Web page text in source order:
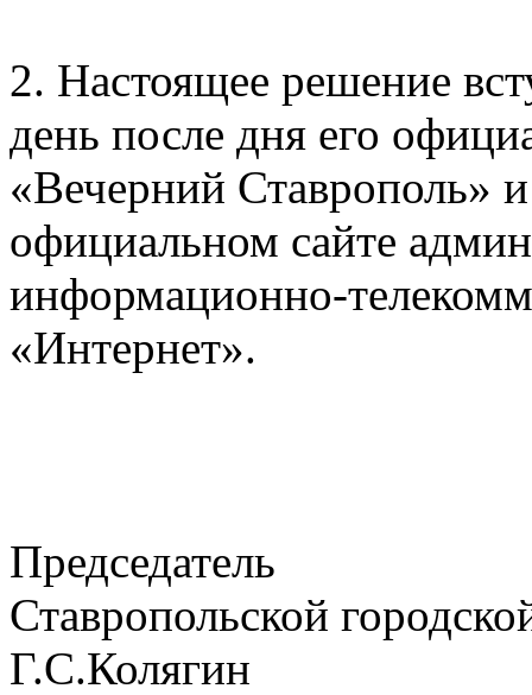
2. Настоящее решение
день после дня его
«Вечерний Ставрополь»
официальном сайте
информационно-
«Интернет».
Председатель
Г.С.Колягин